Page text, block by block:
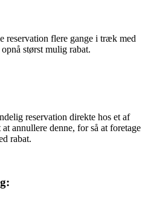
reservation flere gange i træk med
størst mulig rabat.
reservation direkte hos et af
annullere denne, for så at foretage
rabat.